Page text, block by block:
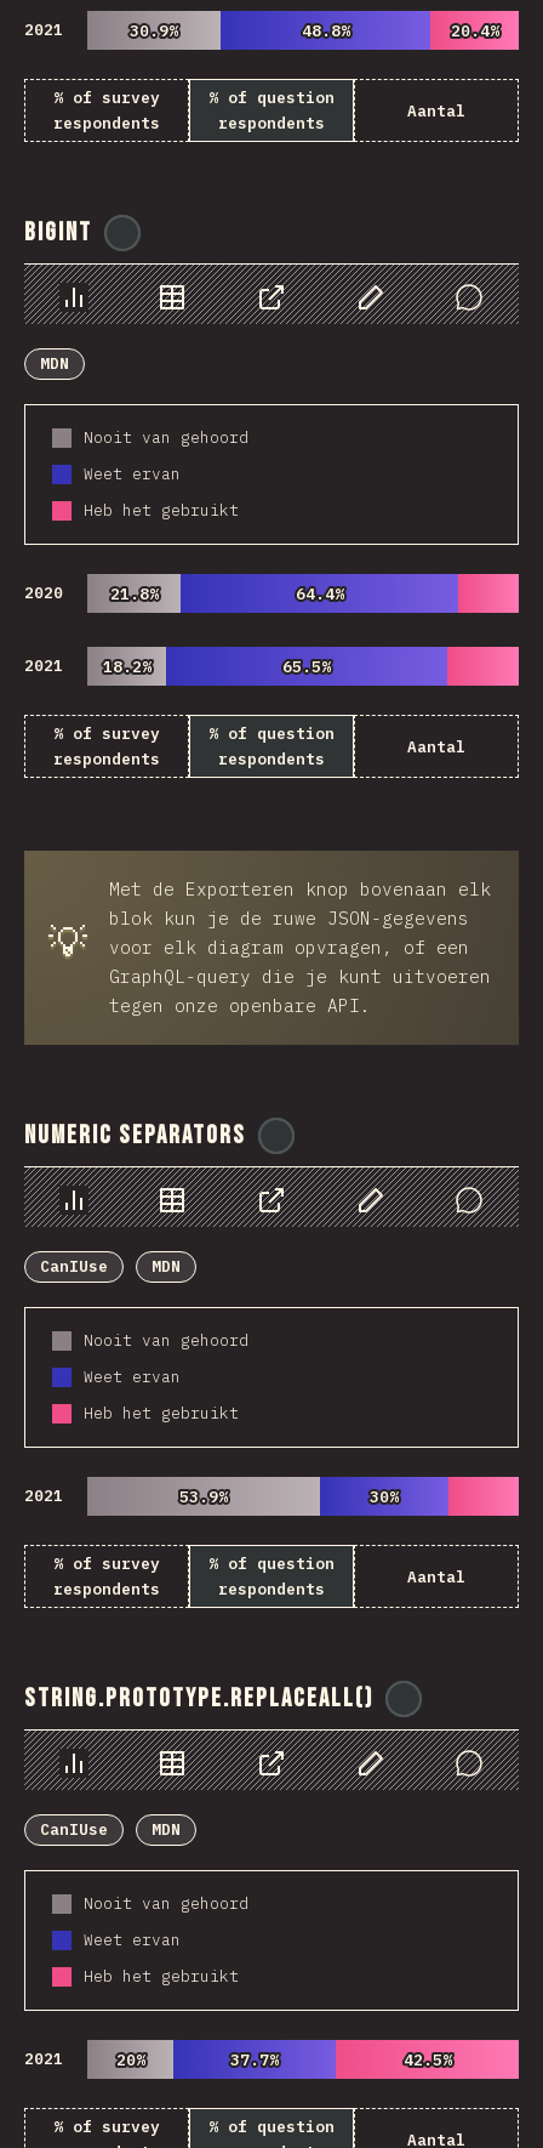
2021 30.9%
30.9% 48.8%
48.8% 20.4%
20.4%
% of survey
respondents
% of question
respondents
Aantal
BigInt
Chart Data Share Customize Data
Comments
MDN
Nooit van gehoord
Weet ervan
Heb het gebruikt
2020 21.8%
21.8% 64.4%
64.4%
2021 18.2%
18.2% 65.5%
65.5%
% of survey
respondents
% of question
respondents
Aantal
💡
Met de Exporteren
knop bovenaan elk
blok kun je de ruwe JSON-gegevens
voor elk diagram opvragen, of een
GraphQL-query die je kunt uitvoeren
tegen onze openbare API.
Numeric Separators
Chart Data Share Customize Data
Comments
CanIUse
MDN
Nooit van gehoord
Weet ervan
Heb het gebruikt
2021 53.9%
53.9% 30%
30%
% of survey
respondents
% of question
respondents
Aantal
String.prototype.replaceAll()
Chart Data Share Customize Data
Comments
CanIUse
MDN
Nooit van gehoord
Weet ervan
Heb het gebruikt
2021 20%
20% 37.7%
37.7% 42.5%
42.5%
% of survey
% of question
Aantal